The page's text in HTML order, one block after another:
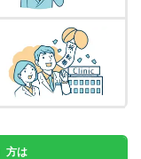
方は